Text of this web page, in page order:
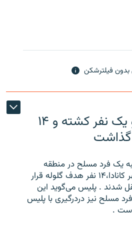
فیلترشکن
تیراندازی در تورنتو یک نفر کشته و ۱۴
گذاشت
یک فرد مسلح در منطقه
مرکزی تورنتو ،‌بزرگترین شهر کانادا،۱۴ نفر هدف گلوله قرار
شدند . پلیس می‌گوید این
مسلح نیز دردرگیری با پلیس
.